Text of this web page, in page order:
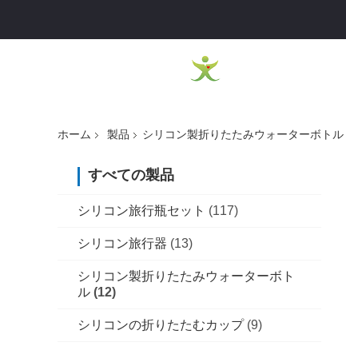
ホーム 製品 シリコン製折りたたみウォーターボトル
すべての製品
シリコン旅行瓶セット (117)
シリコン旅行器 (13)
シリコン製折りたたみウォーターボト
ル (12)
シリコンの折りたたむカップ (9)